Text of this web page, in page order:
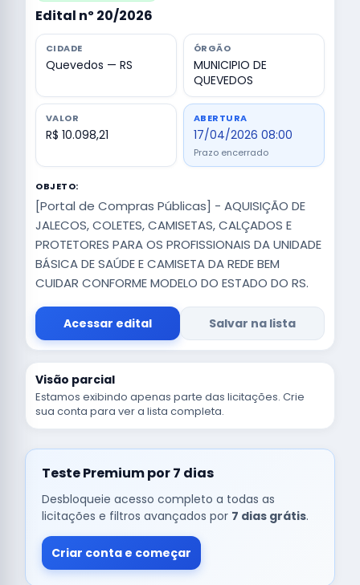
Edital nº 20/2026
CIDADE
Quevedos — RS
ÓRGÃO
MUNICIPIO DE
QUEVEDOS
VALOR
R$ 10.098,21
ABERTURA
17/04/2026 08:00
Prazo encerrado
OBJETO:
[Portal de Compras Públicas] - AQUISIÇÃO DE
JALECOS, COLETES, CAMISETAS, CALÇADOS E
PROTETORES PARA OS PROFISSIONAIS DA UNIDADE
BÁSICA DE SAÚDE E CAMISETA DA REDE BEM
CUIDAR CONFORME MODELO DO ESTADO DO RS.
Acessar edital Salvar na lista
Visão parcial
Estamos exibindo apenas parte das licitações. Crie
sua conta para ver a lista completa.
Teste Premium por 7 dias
Desbloqueie acesso completo a todas as
licitações e filtros avançados por 7 dias grátis.
Criar conta e começar